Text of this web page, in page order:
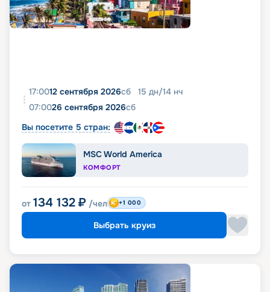
17:0012 сентября 2026сб 15 дн/14 нч
07:0026 сентября 2026сб
Вы посетите 5 стран:
MSC World America
КОМФОРТ
от 134 132 ₽ /чел +1 000
Выбрать круиз